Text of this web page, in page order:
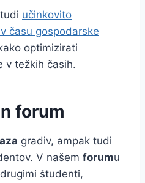
učinkovito
času gospodarske
optimizirati
v težkih časih.
forum
gradiv, ampak tudi
V našem forumu
študenti,